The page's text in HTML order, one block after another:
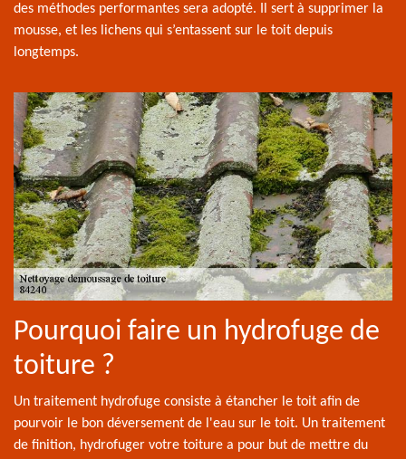
des méthodes performantes sera adopté. Il sert à supprimer la
mousse, et les lichens qui s’entassent sur le toit depuis
longtemps.
Pourquoi faire un hydrofuge de
toiture ?
Un traitement hydrofuge consiste à étancher le toit afin de
pourvoir le bon déversement de l'eau sur le toit. Un traitement
de finition, hydrofuger votre toiture a pour but de mettre du